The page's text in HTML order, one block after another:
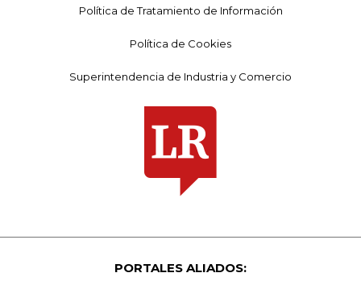
Política de Tratamiento de Información
Política de Cookies
Superintendencia de Industria y Comercio
PORTALES ALIADOS: